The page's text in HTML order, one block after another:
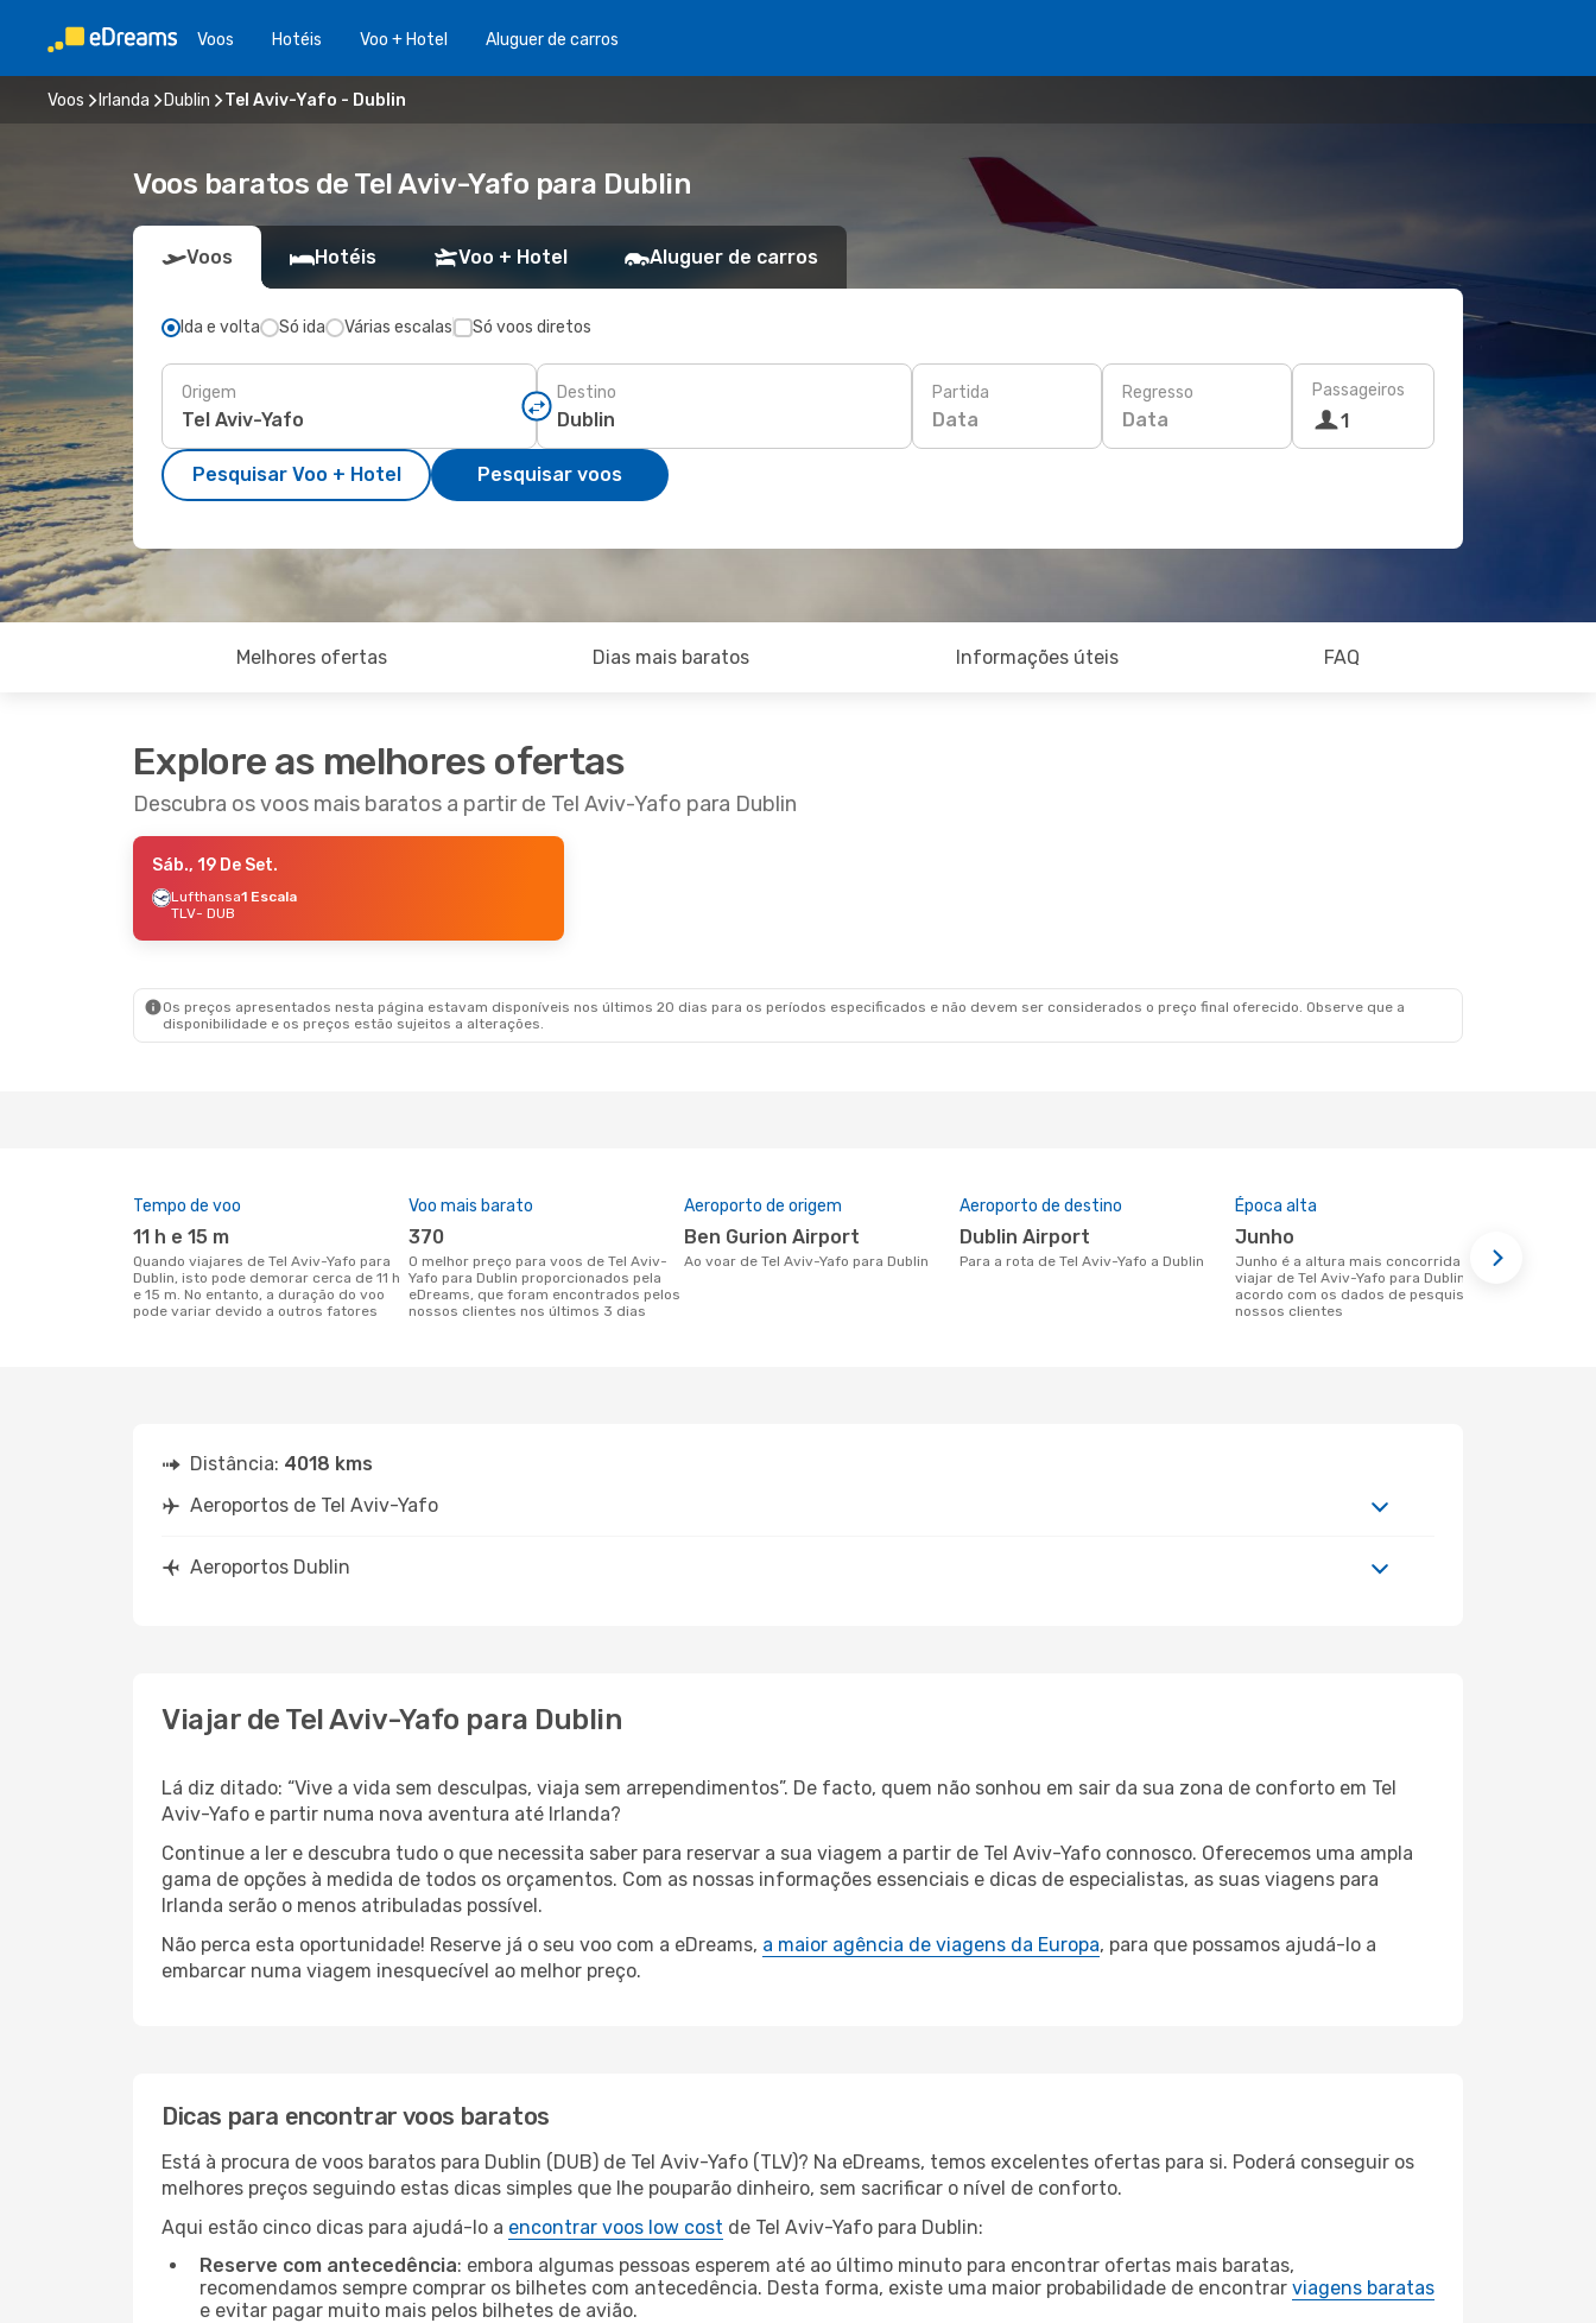
Voos Hotéis Voo + Hotel Aluguer de carros
Voos Irlanda Dublin Tel Aviv-Yafo - Dublin
Voos baratos de Tel Aviv-Yafo para Dublin
Voos Hotéis Voo + Hotel Aluguer de carros
Ida e volta Só ida Várias escalas Só voos diretos
Origem Destino Partida
Data
Regresso
Data
Passageiros
1
Pesquisar Voo + Hotel Pesquisar voos
Melhores ofertas Dias mais baratos Informações úteis FAQ
Explore as melhores ofertas
Descubra os voos mais baratos a partir de Tel Aviv-Yafo para Dublin
Sáb., 19 De Set.
Lufthansa1 Escala
TLV- DUB
Os preços apresentados nesta página estavam disponíveis nos últimos 20 dias para os períodos especificados e não devem ser considerados o preço final oferecido. Observe que a
disponibilidade e os preços estão sujeitos a alterações.
Tempo de voo
11 h e 15 m
Quando viajares de Tel Aviv-Yafo para
Dublin, isto pode demorar cerca de 11 h
e 15 m. No entanto, a duração do voo
pode variar devido a outros fatores
Voo mais barato
370
O melhor preço para voos de Tel Aviv-
Yafo para Dublin proporcionados pela
eDreams, que foram encontrados pelos
nossos clientes nos últimos 3 dias
Aeroporto de origem
Ben Gurion Airport
Ao voar de Tel Aviv-Yafo para Dublin
Aeroporto de destino
Dublin Airport
Para a rota de Tel Aviv-Yafo a Dublin
Época alta
junho
junho é a altura mais concorrida para
viajar de Tel Aviv-Yafo para Dublin de
acordo com os dados de pesquisa dos
nossos clientes
Distância: 4018 kms
Aeroportos de Tel Aviv-Yafo
Aeroportos Dublin
Viajar de Tel Aviv-Yafo para Dublin
Lá diz ditado: “Vive a vida sem desculpas, viaja sem arrependimentos”. De facto, quem não sonhou em sair da sua zona de conforto em Tel
Aviv-Yafo e partir numa nova aventura até Irlanda?
Continue a ler e descubra tudo o que necessita saber para reservar a sua viagem a partir de Tel Aviv-Yafo connosco. Oferecemos uma ampla
gama de opções à medida de todos os orçamentos. Com as nossas informações essenciais e dicas de especialistas, as suas viagens para
Irlanda serão o menos atribuladas possível.
Não perca esta oportunidade! Reserve já o seu voo com a eDreams, a maior agência de viagens da Europa, para que possamos ajudá-lo a
embarcar numa viagem inesquecível ao melhor preço.
Dicas para encontrar voos baratos
Está à procura de voos baratos para Dublin (DUB) de Tel Aviv-Yafo (TLV)? Na eDreams, temos excelentes ofertas para si. Poderá conseguir os
melhores preços seguindo estas dicas simples que lhe pouparão dinheiro, sem sacrificar o nível de conforto.
Aqui estão cinco dicas para ajudá-lo a encontrar voos low cost de Tel Aviv-Yafo para Dublin:
Reserve com antecedência: embora algumas pessoas esperem até ao último minuto para encontrar ofertas mais baratas,
recomendamos sempre comprar os bilhetes com antecedência. Desta forma, existe uma maior probabilidade de encontrar viagens baratas
e evitar pagar muito mais pelos bilhetes de avião.